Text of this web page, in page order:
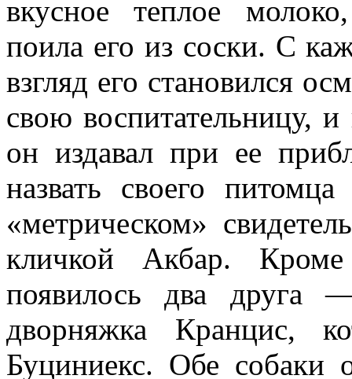
вкусное теплое
поила его из соски. С
взгляд его становился
свою воспитательницу,
он издавал при ее
назвать своего
«метрическом»
кличкой Акбар.
появилось два друга
дворняжка Кранцис,
Буциниекс. Обе собаки